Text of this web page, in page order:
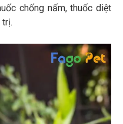
chống nấm, thuốc diệt